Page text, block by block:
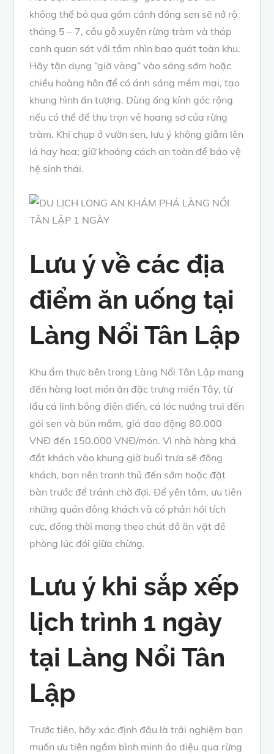
không thể bỏ qua gồm cánh đồng sen sẽ nở rộ
tháng 5 – 7, cầu gỗ xuyên rừng tràm và tháp
canh quan sát với tầm nhìn bao quát toàn khu.
Hãy tận dụng “giờ vàng” vào sáng sớm hoặc
chiều hoàng hôn để có ánh sáng mềm mại, tạo
khung hình ấn tượng. Dùng ống kính góc rộng
nếu có thể để thu trọn vẻ hoang sơ của rừng
tràm. Khi chụp ở vườn sen, lưu ý không giẫm lên
lá hay hoa; giữ khoảng cách an toàn để bảo vệ
hệ sinh thái.
Lưu ý về các địa
điểm ăn uống tại
Làng Nổi Tân Lập
Khu ẩm thực bên trong Làng Nổi Tân Lập mang
đến hàng loạt món ăn đặc trưng miền Tây, từ
lẩu cá linh bông điên điển, cá lóc nướng trui đến
gỏi sen và bún mắm, giá dao động 80.000
VNĐ đến 150.000 VNĐ/món. Vì nhà hàng khá
đắt khách vào khung giờ buổi trưa sẽ đông
khách, bạn nên tranh thủ đến sớm hoặc đặt
bàn trước để tránh chờ đợi. Để yên tâm, ưu tiên
những quán đông khách và có phản hồi tích
cực, đồng thời mang theo chút đồ ăn vặt đề
phòng lúc đói giữa chừng.
Lưu ý khi sắp xếp
lịch trình 1 ngày
tại Làng Nổi Tân
Lập
Trước tiên, hãy xác định đâu là trải nghiệm bạn
muốn ưu tiên ngắm bình minh ảo diệu qua rừng